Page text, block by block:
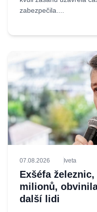
zabezpečila....
07.08.2026 Iveta
Exšéfa
milionů,
další lidi